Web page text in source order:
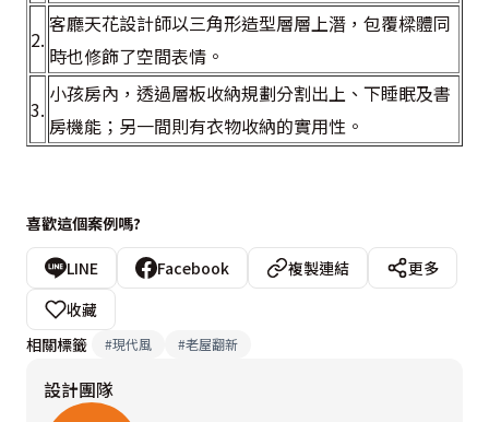
2.
客廳天花設計師以三角形造型層層上潛，包覆樑體同
時也修飾了空間表情。
3.
小孩房內，透過層板收納規劃分割出上、下睡眠及書
房機能；另一間則有衣物收納的實用性。
喜歡這個案例嗎?
LINE Facebook 複製連結
更多
收藏
相關標籤
#現代風 #老屋翻新
設計團隊